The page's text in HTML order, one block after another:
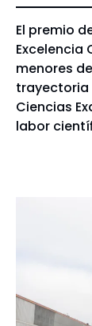
El premio
menores
trayectoria
Ciencias
labor